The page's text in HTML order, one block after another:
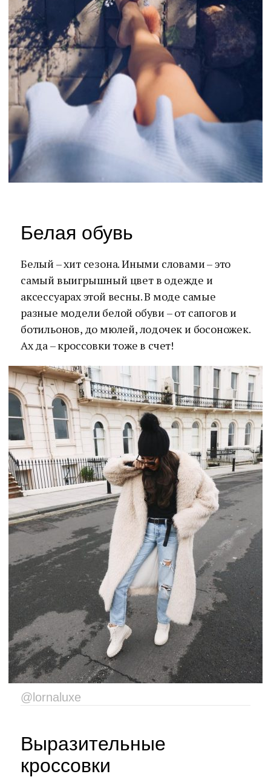
Белая обувь
Белый – хит сезона. Иными словами – это
самый выигрышный цвет в одежде и
аксессуарах этой весны. В моде самые
разные модели белой обуви – от сапогов и
ботильонов, до мюлей, лодочек и босоножек.
Ах да – кроссовки тоже в счет!
@lornaluxe
Выразительные
кроссовки